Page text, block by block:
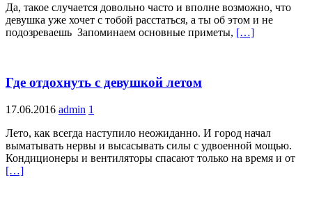
Да, такое случается довольно часто и вполне возможно, что
девушка уже хочет с тобой расстаться, а ты об этом и не
подозреваешь Запоминаем основные приметы, […]
Где отдохнуть с девушкой летом
17.06.2016 admin 1
Лето, как всегда наступило неожиданно. И город начал
выматывать нервы и высасывать силы с удвоенной мощью.
Кондиционеры и вентиляторы спасают только на время и от
[…]